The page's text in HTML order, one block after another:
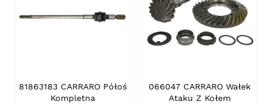
81863183 CARRARO Półoś
Kompletna
066047 CARRARO Wałek
Ataku Z Kołem